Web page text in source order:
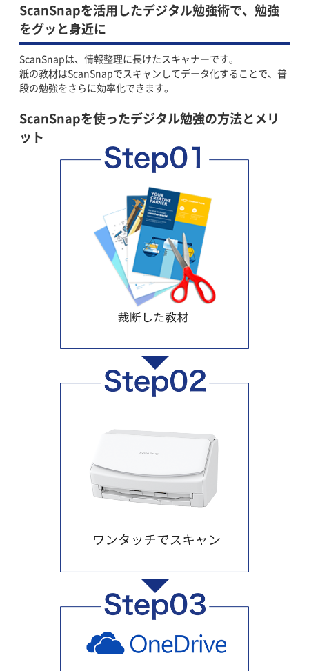
ScanSnapを活用したデジタル勉強術で、勉強
をグッと身近に
ScanSnapは、情報整理に長けたスキャナーです。
紙の教材はScanSnapでスキャンしてデータ化することで、普
段の勉強をさらに効率化できます。
ScanSnapを使ったデジタル勉強の方法とメリ
ット